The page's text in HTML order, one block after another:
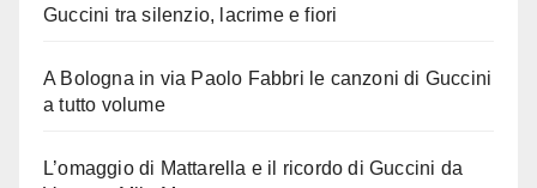
Guccini tra silenzio, lacrime e fiori
A Bologna in via Paolo Fabbri le canzoni di Guccini
a tutto volume
L’omaggio di Mattarella e il ricordo di Guccini da